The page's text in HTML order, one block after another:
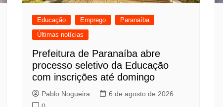
Educação Emprego
Paranaíba
Últimas notícias
Prefeitura de Paranaíba abre
processo seletivo da Educação
com inscrições até domingo
Pablo Nogueira
6 de agosto de 2026